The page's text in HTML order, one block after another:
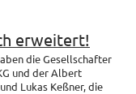
erweitert!
die Gesellschafter
und der Albert
Lukas Keßner, die